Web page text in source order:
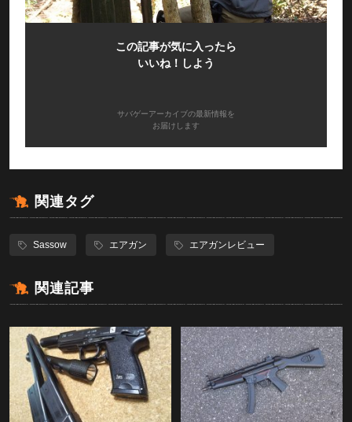
この記事が気に入ったら
いいね！しよう
サバゲーアーカイブの最新情報を
お届けします
関連タグ
Sassow エアガン エアガンレビュー
関連記事